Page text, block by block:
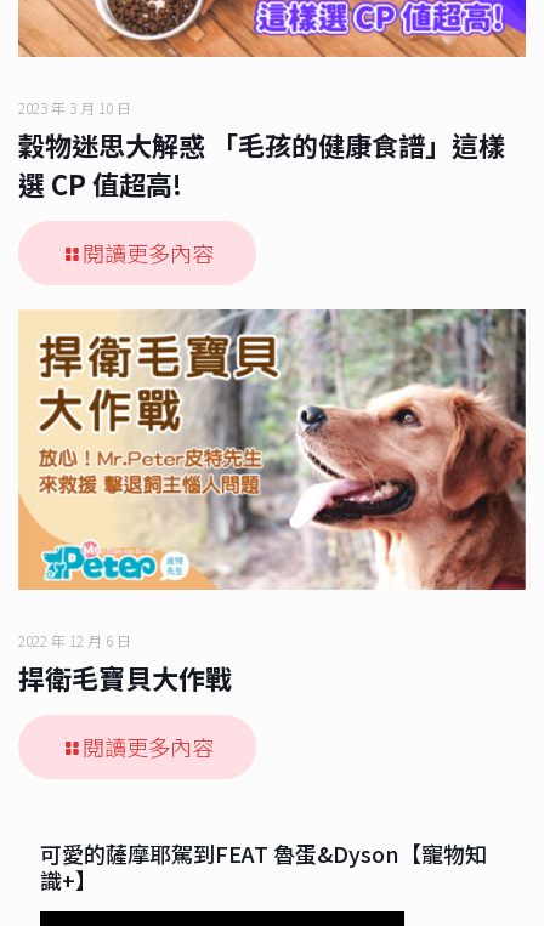
2023 年 3 月 10 日
穀物迷思大解惑 「毛孩的健康食譜」這樣
選 CP 值超高!
閱讀更多內容
2022 年 12 月 6 日
捍衛毛寶貝大作戰
閱讀更多內容
可愛的薩摩耶駕到FEAT 魯蛋&Dyson【寵物知
識+】